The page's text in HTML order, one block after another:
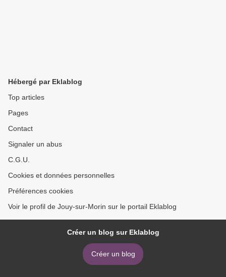
Hébergé par Eklablog
Top articles
Pages
Contact
Signaler un abus
C.G.U.
Cookies et données personnelles
Préférences cookies
Voir le profil de Jouy-sur-Morin sur le portail Eklablog
Créer un blog sur Eklablog
Créer un blog